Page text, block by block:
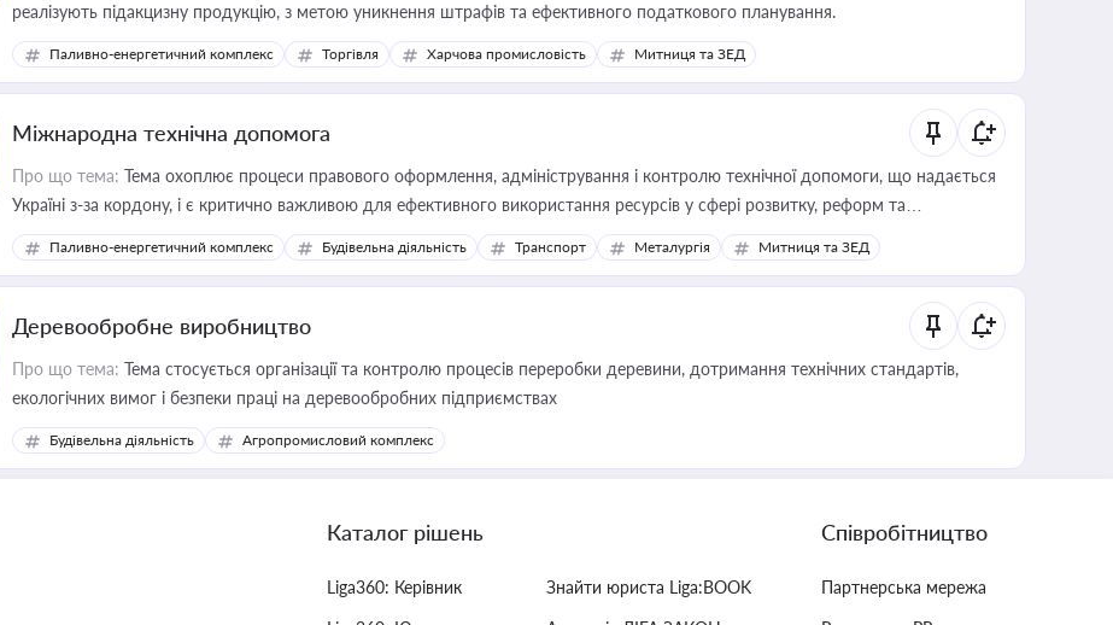
реалізують підакцизну продукцію, з метою уникнення штрафів та ефективного податкового планування.
Паливно-енергетичний комплекс Торгівля Харчова промисловість Митниця та ЗЕД
Міжнародна технічна допомога
Про що тема: Тема охоплює процеси правового оформлення, адміністрування і контролю технічної допомоги, що надається
Україні з-за кордону, і є критично важливою для ефективного використання ресурсів у сфері розвитку, реформ та
інфраструктурних проєктів
Паливно-енергетичний комплекс Будівельна діяльність Транспорт Металургія Митниця та ЗЕД
Деревообробне виробництво
Про що тема: Тема стосується організації та контролю процесів переробки деревини, дотримання технічних стандартів,
екологічних вимог і безпеки праці на деревообробних підприємствах
Будівельна діяльність Агропромисловий комплекс
Каталог рішень
Liga360: Керівник
Знайти юриста Liga:BOOK
Співробітництво
Партнерська мережа